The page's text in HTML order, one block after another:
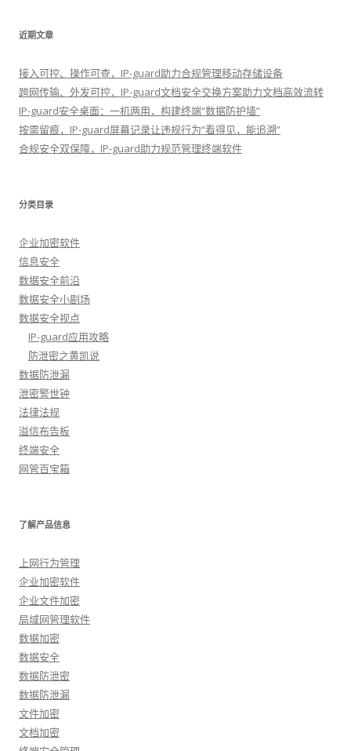
近期文章
接入可控、操作可查，IP-guard助力合规管理移动存储设备
跨网传输、外发可控，IP-guard文档安全交换方案助力文档高效流转
IP-guard安全桌面：一机两用，构建终端“数据防护墙”
按需留痕，IP-guard屏幕记录让违规行为“看得见，能追溯”
合规安全双保障，IP-guard助力规范管理终端软件
分类目录
企业加密软件
信息安全
数据安全前沿
数据安全小剧场
数据安全视点
IP-guard应用攻略
防泄密之黄凯说
数据防泄漏
泄密警世钟
法律法规
溢信布告板
终端安全
网管百宝箱
了解产品信息
上网行为管理
企业加密软件
企业文件加密
局域网管理软件
数据加密
数据安全
数据防泄密
数据防泄漏
文件加密
文档加密